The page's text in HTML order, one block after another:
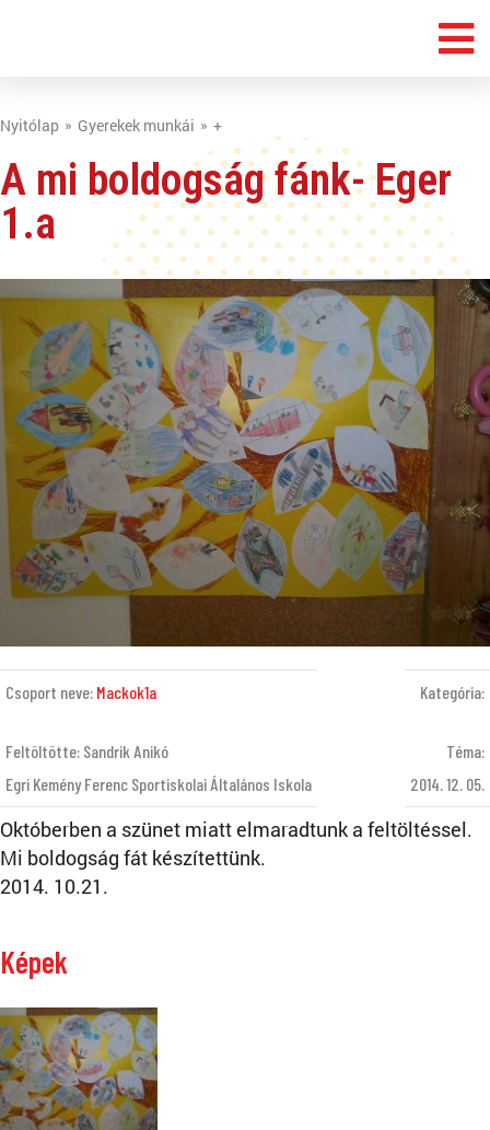
Nyitólap Gyerekek munkái +
A mi boldogság fánk- Eger
1.a
Csoport neve: Mackok1a
Feltöltötte: Sandrik Anikó
Egri Kemény Ferenc Sportiskolai Általános Iskola
Kategória:
Téma:
2014. 12. 05.
Októberben a szünet miatt elmaradtunk a feltöltéssel.
Mi boldogság fát készítettünk.
2014. 10.21.
Képek